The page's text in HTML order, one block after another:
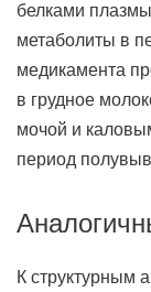
белками
метаболиты в
медикамента
в грудное
мочой и
период
К структурным